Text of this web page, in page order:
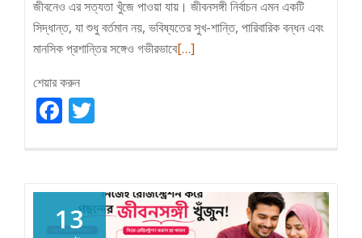
জীবনেও এর সত্যতা খুঁজে পাওয়া যায়। জীবনসঙ্গী নির্বাচন এমন একটি
সিদ্ধান্ত, যা শুধু বর্তমান নয়, ভবিষ্যতের সুখ-শান্তি, পারিবারিক বন্ধন এবং
মানসিক প্রশান্তির সঙ্গেও গভীরভাবেRead
চারিত্রিক
গুণ
[…]
শেয়ার করুন
Facebook
13